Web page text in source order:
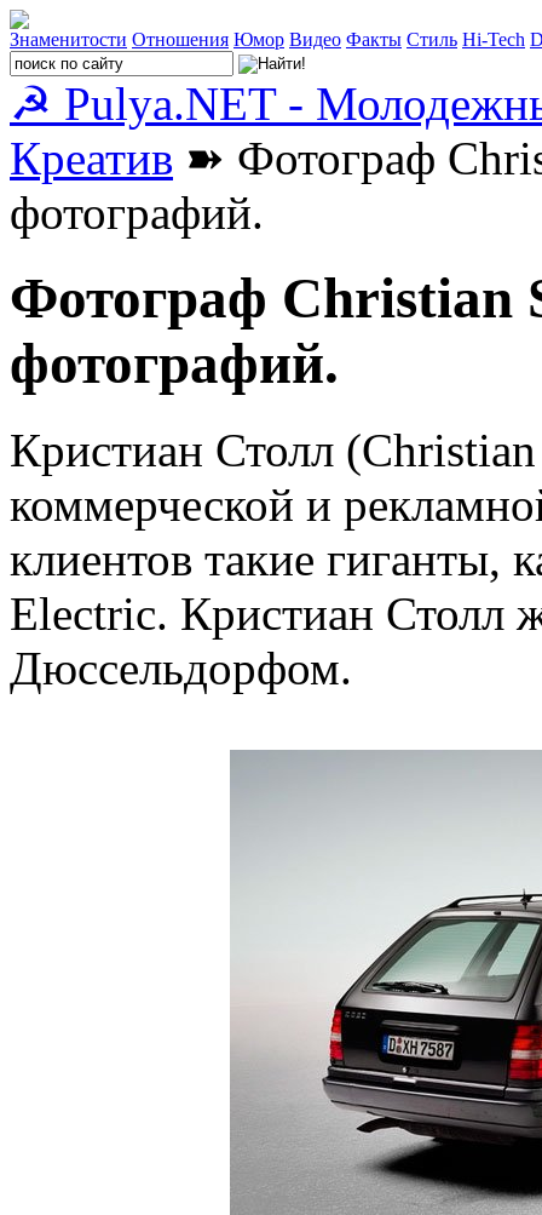
Знаменитости Отношения Юмор Видео Факты Стиль Hi-Tech
☭ Pulya.NET -
Креатив ➽ Фотограф
фотографий.
Фотограф Christian
фотографий.
Кристиан Столл
коммерческой и
клиентов такие
Electric. Кристиан
Дюссельдорфом.